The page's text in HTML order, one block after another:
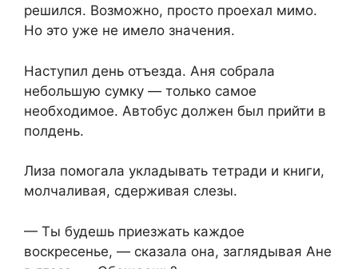
решился. Возможно, просто проехал мимо.
Но это уже не имело значения.
Наступил день отъезда. Аня собрала
небольшую сумку — только самое
необходимое. Автобус должен был прийти в
полдень.
Лиза помогала укладывать тетради и книги,
молчаливая, сдерживая слезы.
— Ты будешь приезжать каждое
воскресенье, — сказала она, заглядывая Ане